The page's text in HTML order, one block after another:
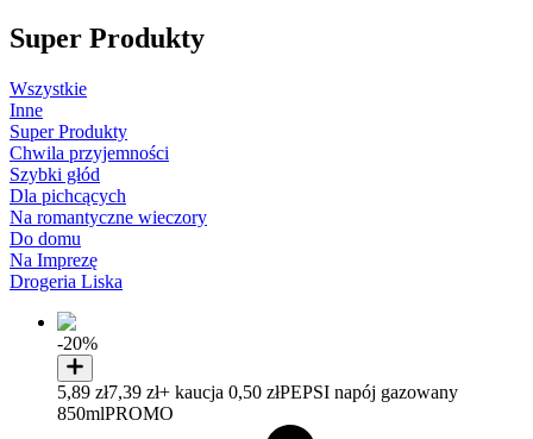
Super Produkty
Wszystkie
Inne
Super Produkty
Chwila przyjemności
Szybki głód
Dla pichcących
Na romantyczne wieczory
Do domu
Na Imprezę
Drogeria Liska
-20%
5,89 zł7,39 zł+ kaucja 0,50 złPEPSI napój gazowany
850mlPROMO